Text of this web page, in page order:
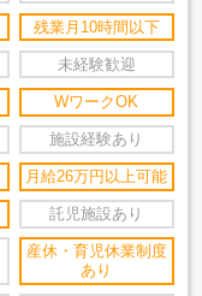
残業月10時間以下
未経験歓迎
WワークOK
施設経験あり
月給26万円以上可能
託児施設あり
産休・育児休業制度
あり